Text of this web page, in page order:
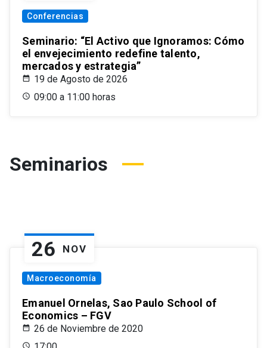
Conferencias
Seminario: “El Activo que Ignoramos: Cómo
el envejecimiento redefine talento,
mercados y estrategia”
19 de Agosto de 2026
09:00 a 11:00 horas
Seminarios
26 NOV
Macroeconomía
Emanuel Ornelas, Sao Paulo School of
Economics – FGV
26 de Noviembre de 2020